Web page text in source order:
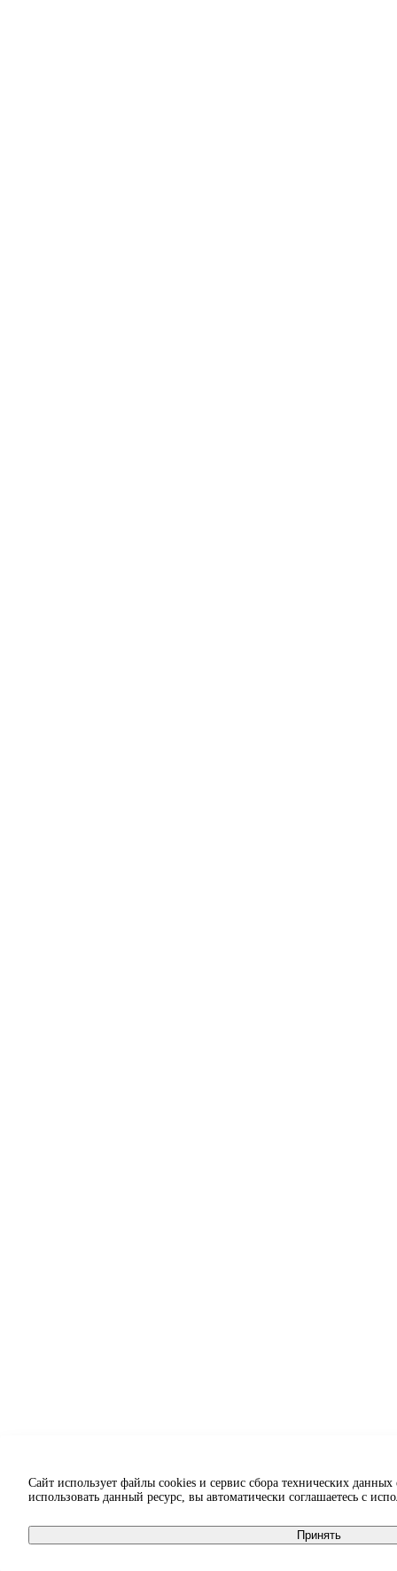
Сайт использует файлы cookies и сервис сбора технических
использовать данный ресурс, вы автоматически соглашаетесь с
Принять